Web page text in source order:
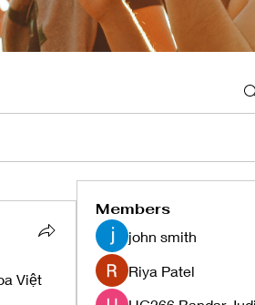
Việt
Members
john smith
Riya Patel